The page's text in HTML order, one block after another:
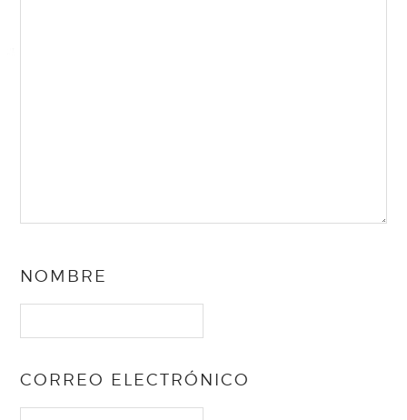
NOMBRE
CORREO ELECTRÓNICO